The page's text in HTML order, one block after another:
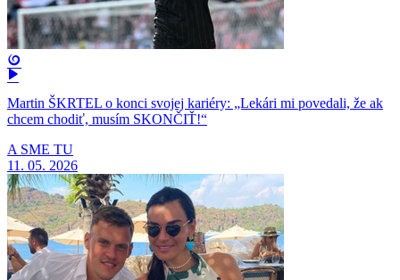
Martin ŠKRTEL o konci svojej kariéry: „Lekári mi povedali, že ak
chcem chodiť, musím SKONČIŤ!“
A SME TU
11. 05. 2026